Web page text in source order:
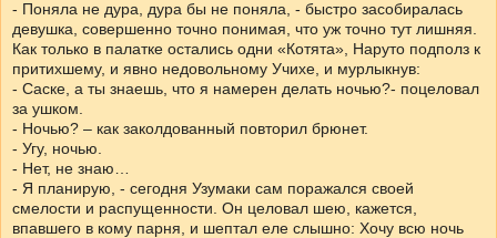
- Поняла не дура, дура бы не поняла, - быстро засобиралась
девушка, совершенно точно понимая, что уж точно тут лишняя.
Как только в палатке остались одни «Котята», Наруто подполз к
притихшему, и явно недовольному Учихе, и мурлыкнув:
- Саске, а ты знаешь, что я намерен делать ночью?- поцеловал
за ушком.
- Ночью? – как заколдованный повторил брюнет.
- Угу, ночью.
- Нет, не знаю…
- Я планирую, - сегодня Узумаки сам поражался своей
смелости и распущенности. Он целовал шею, кажется,
впавшего в кому парня, и шептал еле слышно: Хочу всю ночь